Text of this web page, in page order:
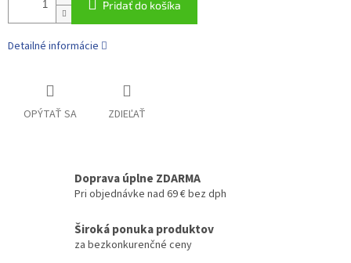
Pridať do košíka
Detailné informácie
OPÝTAŤ SA ZDIEĽAŤ
Doprava úplne ZDARMA
Pri objednávke nad 69 € bez dph
Široká ponuka produktov
za bezkonkurenčné ceny